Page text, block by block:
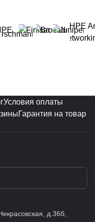
001)
Условия оплаты
Гарантия на товар
д.36б,